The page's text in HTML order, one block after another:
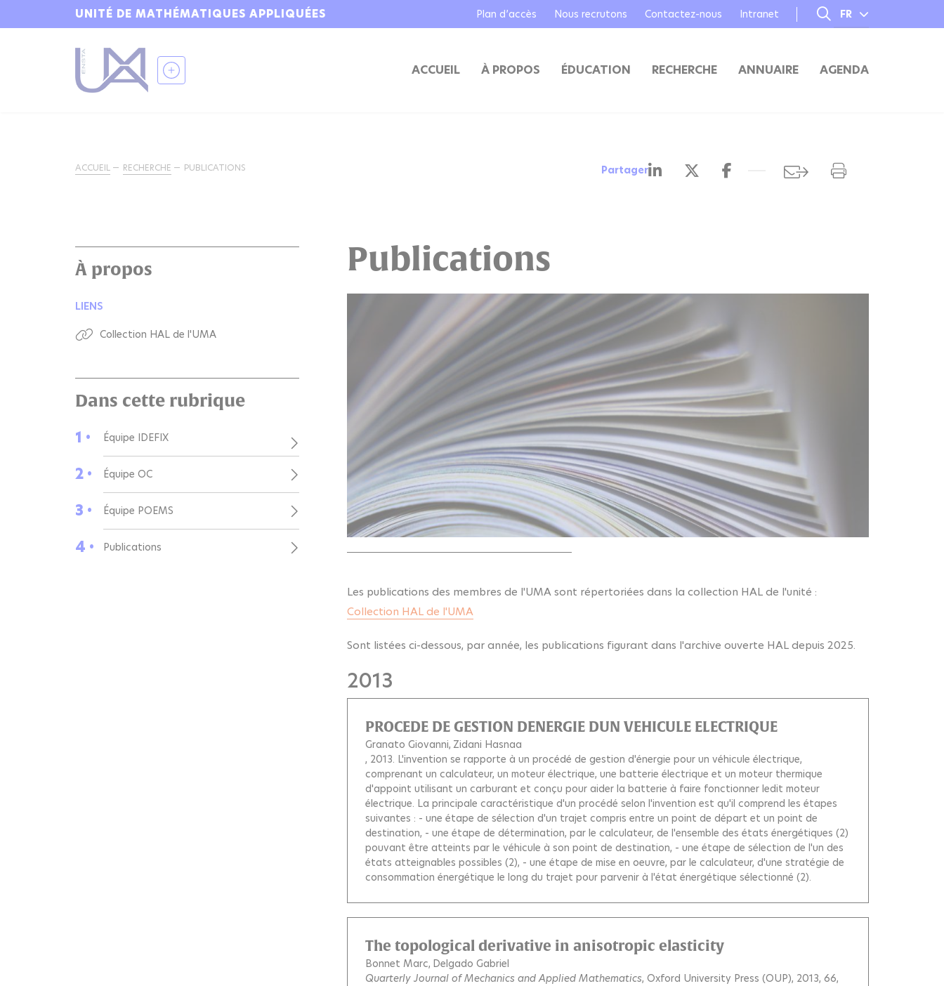
UNITÉ DE MATHÉMATIQUES APPLIQUÉES Plan d’accès Nous recrutons Contactez-nous Intranet FR
ACCUEIL
À PROPOS ÉDUCATION RECHERCHE ANNUAIRE AGENDA
ACCUEIL RECHERCHE PUBLICATIONS Partager
À propos
LIENS
Collection HAL de l'UMA
Dans cette rubrique
1 •
Équipe IDEFIX
2 • Équipe OC
3 • Équipe POEMS
4 • Publications
Publications
Les publications des membres de l'UMA sont répertoriées dans la collection HAL de l'unité :
Collection HAL de l'UMA
Sont listées ci-dessous, par année, les publications figurant dans l'archive ouverte HAL depuis 2025.
2013
PROCEDE DE GESTION DENERGIE DUN VEHICULE ELECTRIQUE
Granato Giovanni Zidani Hasnaa
, 2013. L'invention se rapporte à un procédé de gestion d'énergie pour un véhicule électrique,
comprenant un calculateur, un moteur électrique, une batterie électrique et un moteur thermique
d'appoint utilisant un carburant et conçu pour aider la batterie à faire fonctionner ledit moteur
électrique. La principale caractéristique d'un procédé selon l'invention est qu'il comprend les étapes
suivantes : - une étape de sélection d'un trajet compris entre un point de départ et un point de
destination, - une étape de détermination, par le calculateur, de l'ensemble des états énergétiques (2)
pouvant être atteints par le véhicule à son point de destination, - une étape de sélection de l'un des
états atteignables possibles (2), - une étape de mise en oeuvre, par le calculateur, d'une stratégie de
consommation énergétique le long du trajet pour parvenir à l'état énergétique sélectionné (2).
The topological derivative in anisotropic elasticity
Bonnet Marc Delgado Gabriel
Quarterly Journal of Mechanics and Applied Mathematics, Oxford University Press (OUP), 2013, 66,